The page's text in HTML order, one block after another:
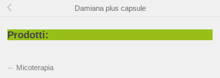
Damiana plus capsule
Prodotti:
Micoterapia